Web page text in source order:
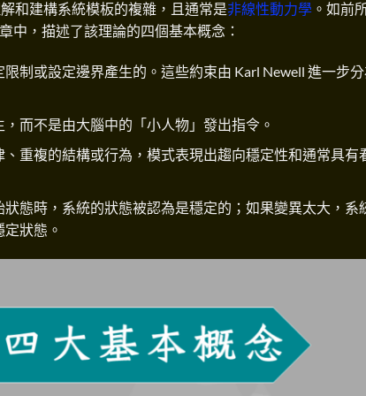
和建構系統模板的複雜，且通常是非線性動力學 。如前
中，描述了該理論的四個基本概念：
制或設定邊界產生的。這些約束由 Karl Newell 進一步
而不是由大腦中的「小人物」發出指令。
重複的結構或行為，模式表現出趨向穩定性和通常具有
態時，系統的狀態被認為是穩定的；如果變異太大，系
狀態。